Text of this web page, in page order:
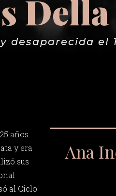
desaparecida el
años.
y era
sus
al Ciclo
Ana